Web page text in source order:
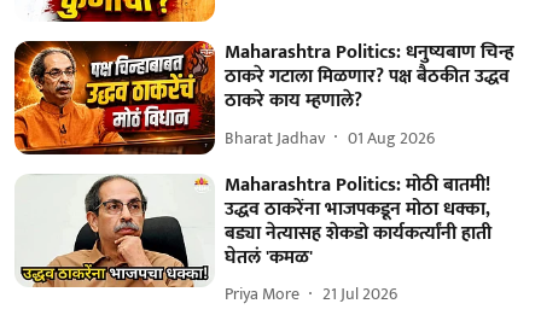
Maharashtra Politics: धनुष्यबाण चिन्ह
ठाकरे गटाला मिळणार? पक्ष बैठकीत उद्धव
ठाकरे काय म्हणाले?
Bharat Jadhav 01 Aug 2026
Maharashtra Politics: मोठी बातमी!
उद्धव ठाकरेंना भाजपकडून मोठा धक्का,
बड्या नेत्यासह शेकडो कार्यकर्त्यांनी हाती
घेतलं 'कमळ'
Priya More 21 Jul 2026